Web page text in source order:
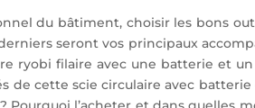
du bâtiment, choisir les bons
seront vos principaux
ryobi filaire avec une batterie et
de cette scie circulaire avec